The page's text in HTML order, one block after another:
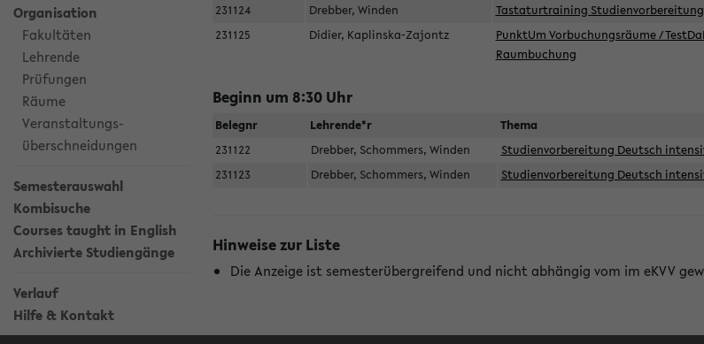
Organisation
Fakultäten
Lehrende
Prüfungen
Räume
Veranstaltungs-
überschneidungen
Semesterauswahl
Kombisuche
Courses taught in English
Archivierte Studiengänge
Verlauf
Hilfe & Kontakt
231124 Drebber, Winden Tastaturtraining Studienvorbereitung
231125
Didier, Kaplinska-Zajontz
PunktUm Vorbuchungsräume /
Raumbuchung
Beginn um 8:30 Uhr
Belegnr Lehrende*r Thema
231122
Drebber, Schommers, Winden Studienvorbereitung Deutsch
231123
Drebber, Schommers, Winden Studienvorbereitung Deutsch
Hinweise zur Liste
Die Anzeige ist semesterübergreifend und nicht abhängig vom im eKVV